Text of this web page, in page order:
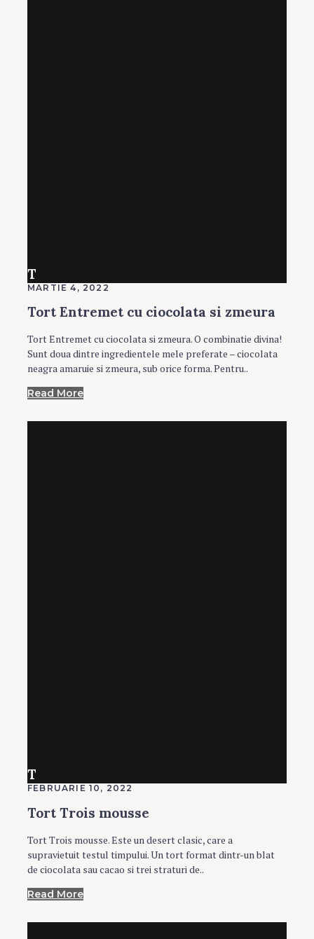
T
MARTIE 4, 2022
Tort Entremet cu ciocolata si zmeura
Tort Entremet cu ciocolata si zmeura. O combinatie divina!
Sunt doua dintre ingredientele mele preferate – ciocolata
neagra amaruie si zmeura, sub orice forma. Pentru..
Read More
T
FEBRUARIE 10, 2022
Tort Trois mousse
Tort Trois mousse. Este un desert clasic, care a
supravietuit testul timpului. Un tort format dintr-un blat
de ciocolata sau cacao si trei straturi de..
Read More